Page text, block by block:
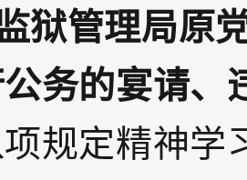
狱管理局原
务的宴请、
规定精神学